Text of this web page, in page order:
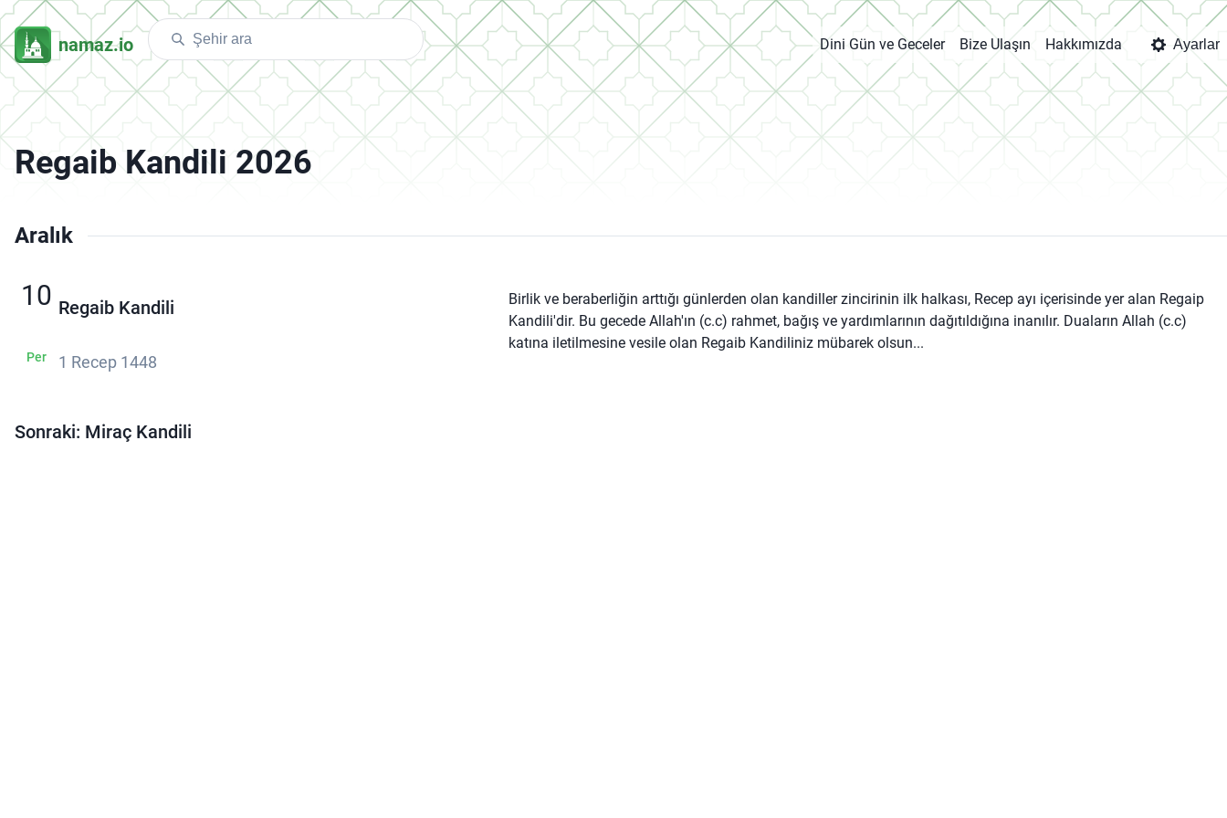
namaz.io Dini Gün ve Geceler Bize Ulaşın Hakkımızda Ayarlar
Regaib Kandili 2026
Aralık
10
Per
Regaib Kandili
1 Recep 1448
Birlik ve beraberliğin arttığı günlerden olan kandiller zincirinin ilk halkası, Recep ayı içerisinde yer alan Regaip
Kandili'dir. Bu gecede Allah'ın (c.c) rahmet, bağış ve yardımlarının dağıtıldığına inanılır. Duaların Allah (c.c)
katına iletilmesine vesile olan Regaib Kandiliniz mübarek olsun...
Sonraki: Miraç Kandili